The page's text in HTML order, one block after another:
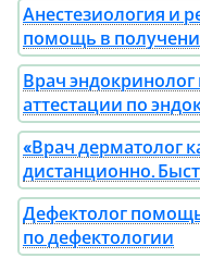
Анестезиология и
помощь в
Врач
аттестации по
«Врач дерматолог
дистанционно.
Дефектолог помощь
по дефектологии